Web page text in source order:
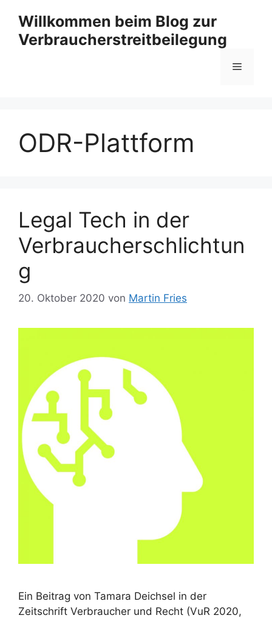
Inhalt
springen
Willkommen beim Blog zur
Verbraucherstreitbeilegung
Menü
ODR-Plattform
Legal Tech in der
Verbraucherschlichtun
g
20. Oktober 2020 von Martin Fries
Ein Beitrag von Tamara Deichsel in der
Zeitschrift Verbraucher und Recht (VuR 2020,